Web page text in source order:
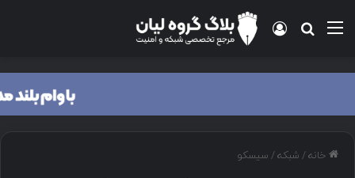
منو جستجو برای
ورود
خانه/ شبکه/ سیسکو